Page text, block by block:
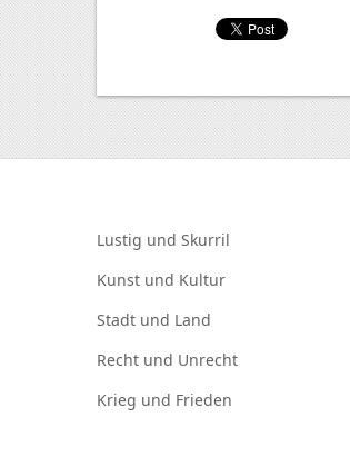
Lustig und Skurril
Kunst und Kultur
Stadt und Land
Recht und Unrecht
Krieg und Frieden